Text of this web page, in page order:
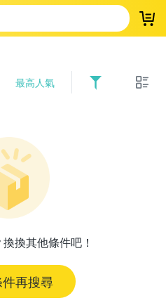
登
最高人氣
換其他條件吧！
再搜尋